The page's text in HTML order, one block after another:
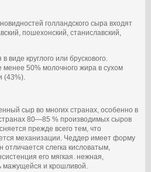
голландского сыра входят
пошехонский, станиславский,
виде круглого или брускового.
менее 50% молочного жира в сухом
(43%).
сыр во многих странах, особенно в
80—85 % производимых сыров
прежде всего тем, что
механизации. Чеддер имеет форму
слегка кисловатым,
его мягкая. нежная,
мажущейся и крошливой.